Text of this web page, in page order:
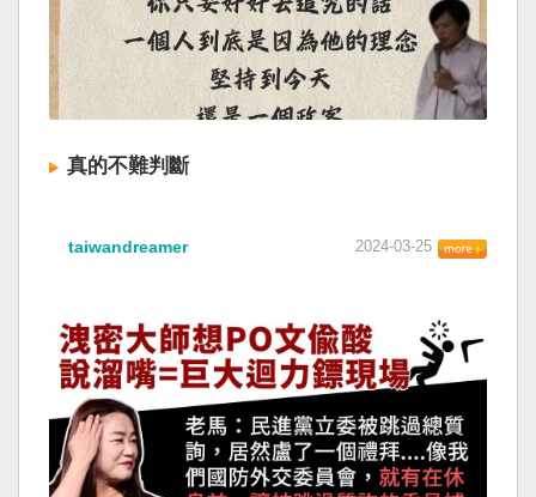
真的不難判斷
taiwandreamer 2024-03-25